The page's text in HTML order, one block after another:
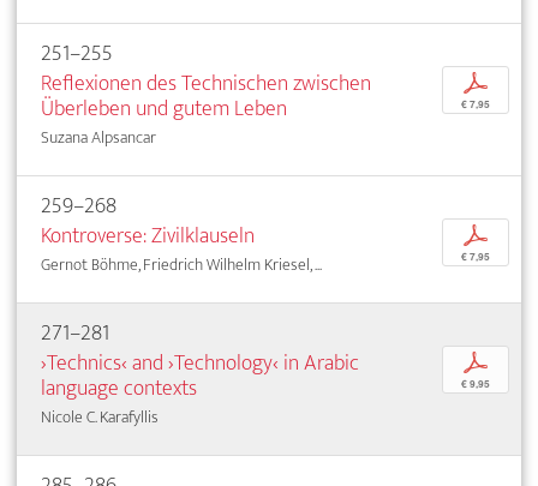
251–255
Reflexionen des Technischen zwischen
Überleben und gutem Leben
Suzana Alpsancar
p
€ 7,95
259–268
Kontroverse: Zivilklauseln
Gernot Böhme, Friedrich Wilhelm Kriesel, ...
p
€ 7,95
271–281
›Technics‹ and ›Technology‹ in Arabic
language contexts
Nicole C. Karafyllis
p
€ 9,95